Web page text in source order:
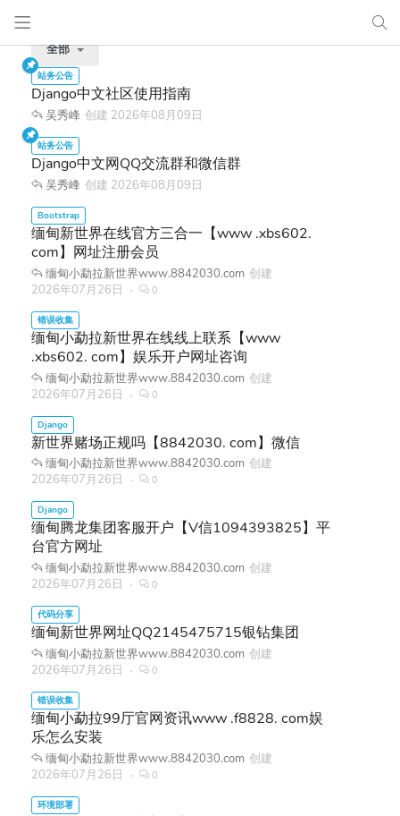
全部
Django中文社区使用指南
吴秀峰 创建 2026年08月09日
Django中文网QQ交流群和微信群
吴秀峰 创建 2026年08月09日
缅甸新世界在线官方三合一【www .xbs602.
com】网址注册会员
缅甸小勐拉新世界www.8842030.com 创建
2026年07月26日
0
缅甸小勐拉新世界在线线上联系【www
.xbs602. com】娱乐开户网址咨询
缅甸小勐拉新世界www.8842030.com 创建
2026年07月26日
0
新世界赌场正规吗【8842030. com】微信
缅甸小勐拉新世界www.8842030.com 创建
2026年07月26日
0
缅甸腾龙集团客服开户【V信1094393825】平
台官方网址
缅甸小勐拉新世界www.8842030.com 创建
2026年07月26日
0
缅甸新世界网址QQ2145475715银钻集团
缅甸小勐拉新世界www.8842030.com 创建
2026年07月26日
0
缅甸小勐拉99厅官网资讯www .f8828. com娱
乐怎么安装
缅甸小勐拉新世界www.8842030.com 创建
2026年07月26日
0